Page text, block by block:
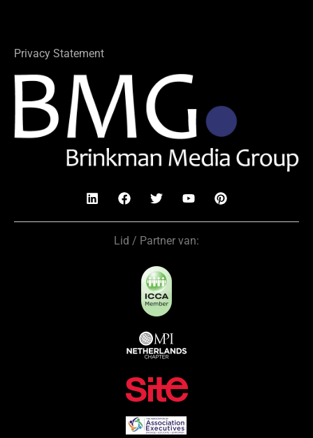
Privacy Statement
Lid / Partner van: